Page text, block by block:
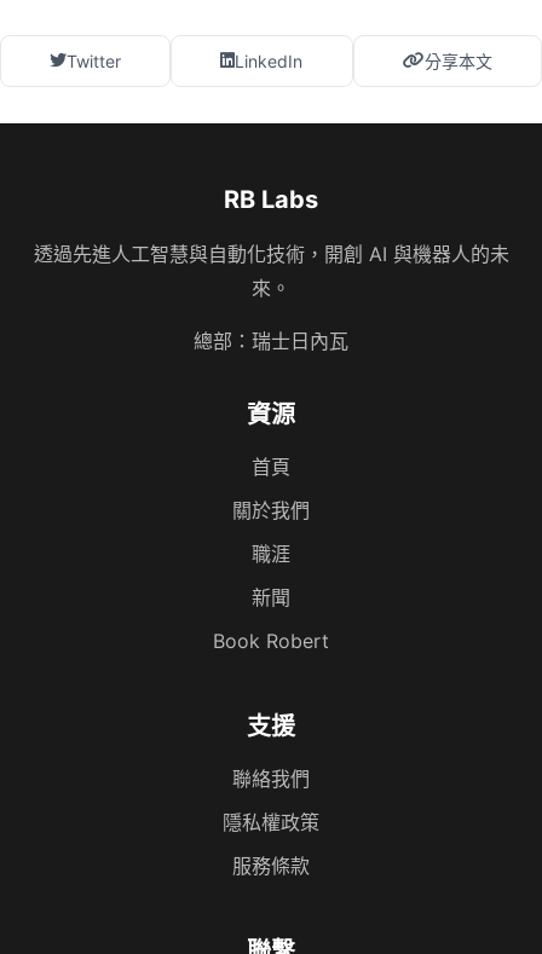
Twitter LinkedIn 分享本文
RB Labs
透過先進人工智慧與自動化技術，開創 AI 與機器人的未
來。
總部：瑞士日內瓦
資源
首頁
關於我們
職涯
新聞
Book Robert
支援
聯絡我們
隱私權政策
服務條款